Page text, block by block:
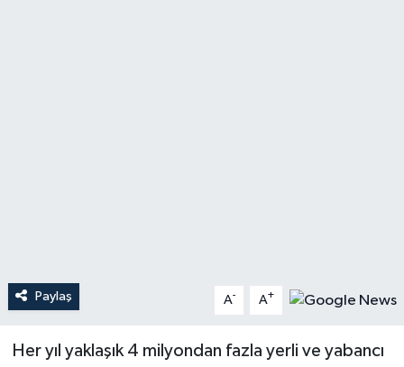
Paylaş A- A+
Her yıl yaklaşık 4 milyondan fazla yerli ve yabancı